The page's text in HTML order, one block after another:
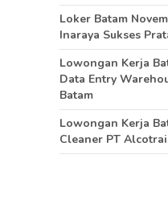
Loker Batam
Inaraya Sukses
Lowongan Kerja
Data Entry
Batam
Lowongan Kerja
Cleaner PT